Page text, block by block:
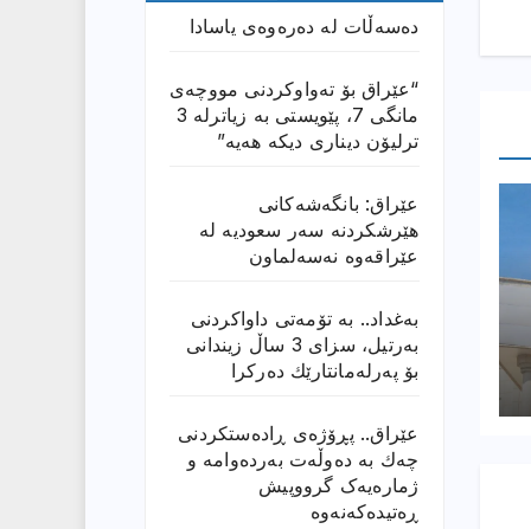
دەسەڵات لە دەرەوەی یاسادا
“عێراق بۆ تەواوکردنی مووچەی
مانگى 7، پێویستی بە زیاترلە 3
ترلیۆن دیناری دیکە هەیە”
عێراق: بانگەشەكانی
هێرشكردنە سەر سعودیە لە
عێراقەوە نەسەلماون
بەغداد.. بە تۆمەتی داواكردنی
بەرتیل، سزای 3 ساڵ زیندانی
بۆ پەرلەمانتارێك دەركرا
عێراق.. پڕۆژەی ڕادەستكردنی
چەك بە دەوڵەت بەردەوامە و
ژمارەیەک گرووپیش
ڕەتیدەکەنەوە